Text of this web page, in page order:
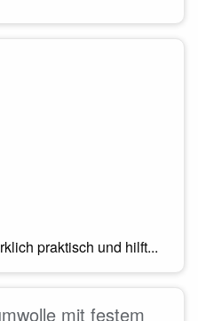
praktisch und hilft...
mit festem